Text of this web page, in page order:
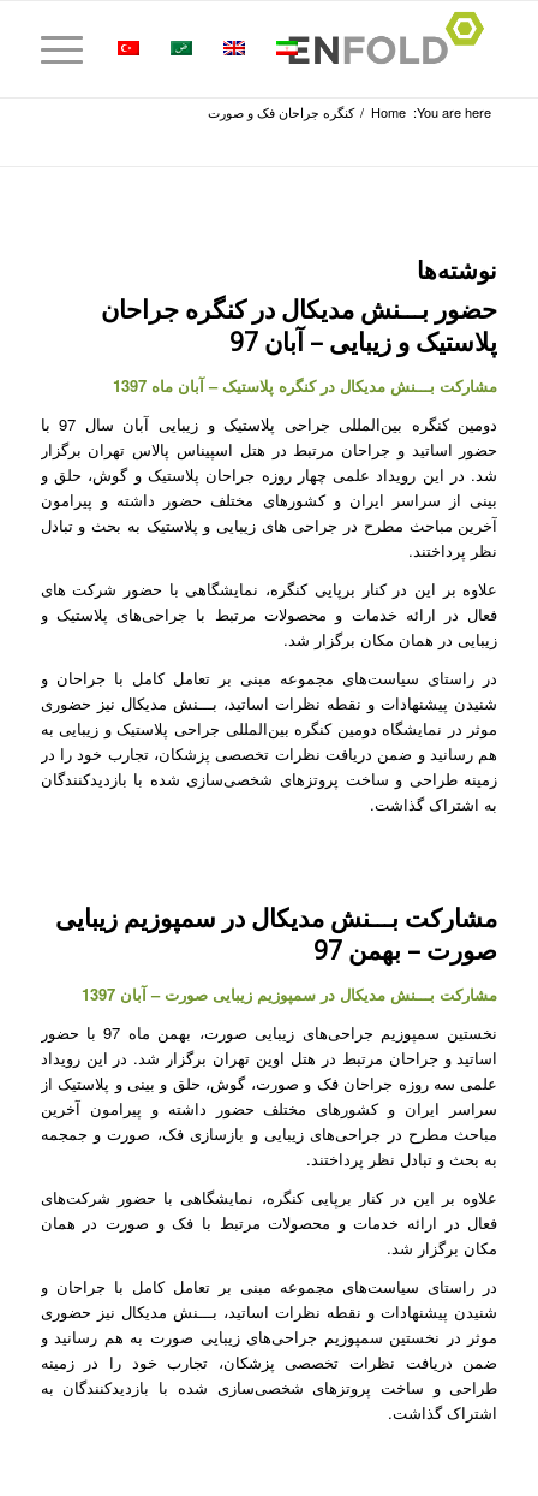
You are here:
Home
/ کنگره جراحان فک و صورت
نوشته‌ها
حضور بـــنش مدیکال در کنگره جراحان
پلاستیک و زیبایی – آبان 97
مشارکت بـــنش مدیکال در کنگره پلاستیک – آبان ماه 1397
دومین کنگره بین‌المللی جراحی پلاستیک و زیبایی آبان سال 97 با
حضور اساتید و جراحان مرتبط در هتل اسپیناس پالاس تهران برگزار
شد. در این رویداد علمی چهار روزه جراحان پلاستیک و گوش، حلق و
بینی از سراسر ایران و کشورهای مختلف حضور داشته و پیرامون
آخرین مباحث مطرح در جراحی های زیبایی و پلاستیک به بحث و تبادل
نظر پرداختند.
علاوه بر این در کنار برپایی کنگره، نمایشگاهی با حضور شرکت های
فعال در ارائه خدمات و محصولات مرتبط با جراحی‌های پلاستیک و
زیبایی در همان مکان برگزار شد.
در راستای سیاست‌های مجموعه مبنی بر تعامل کامل با جراحان و
شنیدن پیشنهادات و نقطه نظرات اساتید، بـــنش مدیکال نیز حضوری
موثر در نمایشگاه دومین کنگره بین‌المللی جراحی پلاستیک و زیبایی به
هم رسانید و ضمن دریافت نظرات تخصصی پزشکان، تجارب خود را در
زمینه طراحی و ساخت پروتزهای شخصی‌سازی شده با بازدیدکنندگان
به اشتراک گذاشت.
مشارکت بـــنش مدیکال در سمپوزیم زیبایی
صورت – بهمن 97
مشارکت بـــنش مدیکال در سمپوزیم زیبایی صورت – آبان 1397
نخستین سمپوزیم جراحی‌های زیبایی صورت، بهمن ماه 97 با حضور
اساتید و جراحان مرتبط در هتل اوین تهران برگزار شد. در این رویداد
علمی سه روزه جراحان فک و صورت، گوش، حلق و بینی و پلاستیک از
سراسر ایران و کشورهای مختلف حضور داشته و پیرامون آخرین
مباحث مطرح در جراحی‌های زیبایی و بازسازی فک، صورت و جمجمه
به بحث و تبادل نظر پرداختند.
علاوه بر این در کنار برپایی کنگره، نمایشگاهی با حضور شرکت‌های
فعال در ارائه خدمات و محصولات مرتبط با فک و صورت در همان
مکان برگزار شد.
در راستای سیاست‌های مجموعه مبنی بر تعامل کامل با جراحان و
شنیدن پیشنهادات و نقطه نظرات اساتید، بـــنش مدیکال نیز حضوری
موثر در نخستین سمپوزیم جراحی‌های زیبایی صورت به هم رسانید و
ضمن دریافت نظرات تخصصی پزشکان، تجارب خود را در زمینه
طراحی و ساخت پروتزهای شخصی‌سازی شده با بازدیدکنندگان به
اشتراک گذاشت.